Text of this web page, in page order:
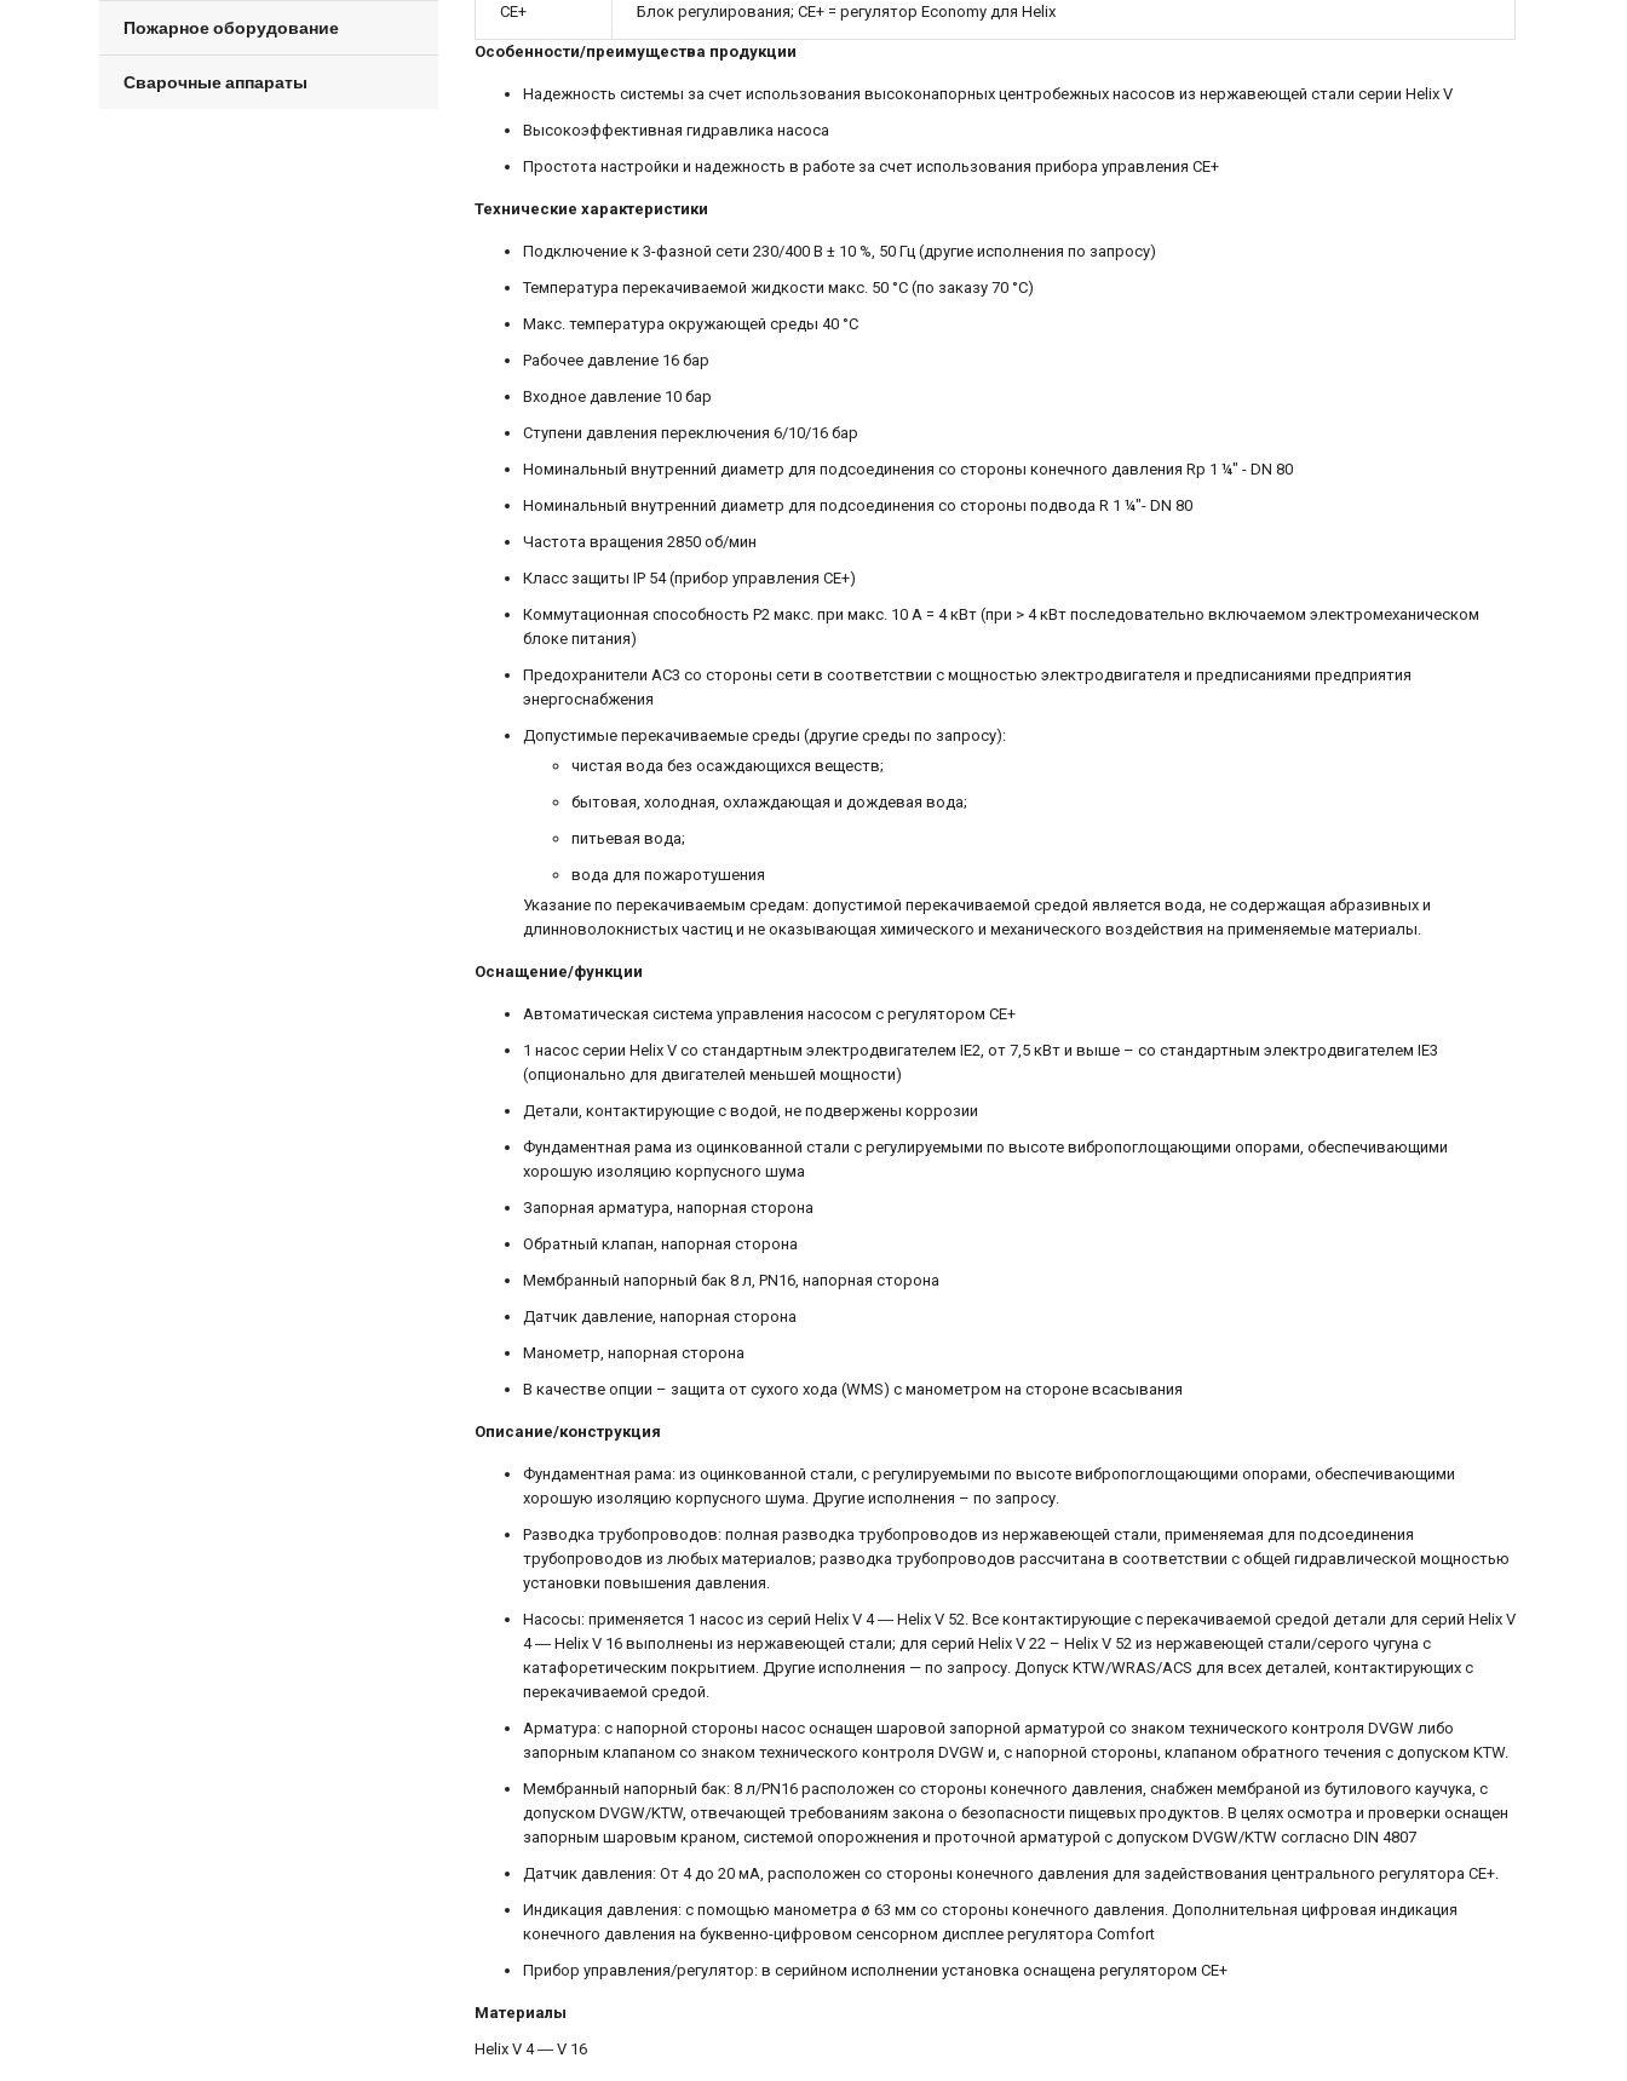
Пожарное оборудование
Сварочные аппараты
CE+ Блок регулирования; CE+ = регулятор Economy для Helix
Особенности/преимущества продукции
Надежность системы за счет использования высоконапорных центробежных насосов из нержавеющей стали серии Helix V
Высокоэффективная гидравлика насоса
Простота настройки и надежность в работе за счет использования прибора управления CE+
Технические характеристики
Подключение к 3-фазной сети 230/400 В ± 10 %, 50 Гц (другие исполнения по запросу)
Температура перекачиваемой жидкости макс. 50 °C (по заказу 70 °C)
Макс. температура окружающей среды 40 °C
Рабочее давление 16 бар
Входное давление 10 бар
Ступени давления переключения 6/10/16 бар
Номинальный внутренний диаметр для подсоединения со стороны конечного давления Rp 1 ¼" - DN 80
Номинальный внутренний диаметр для подсоединения со стороны подвода R 1 ¼"- DN 80
Частота вращения 2850 об/мин
Класс защиты IP 54 (прибор управления CE+)
Коммутационная способность P2 макс. при макс. 10 A = 4 кВт (при > 4 кВт последовательно включаемом электромеханическом
блоке питания)
Предохранители AC3 со стороны сети в соответствии с мощностью электродвигателя и предписаниями предприятия
энергоснабжения
Допустимые перекачиваемые среды (другие среды по запросу):
чистая вода без осаждающихся веществ;
бытовая, холодная, охлаждающая и дождевая вода;
питьевая вода;
вода для пожаротушения
Указание по перекачиваемым средам: допустимой перекачиваемой средой является вода, не содержащая абразивных и
длинноволокнистых частиц и не оказывающая химического и механического воздействия на применяемые материалы.
Оснащение/функции
Автоматическая система управления насосом с регулятором CE+
1 насос серии Helix V со стандартным электродвигателем IE2, от 7,5 кВт и выше – со стандартным электродвигателем IE3
(опционально для двигателей меньшей мощности)
Детали, контактирующие с водой, не подвержены коррозии
Фундаментная рама из оцинкованной стали с регулируемыми по высоте вибропоглощающими опорами, обеспечивающими
хорошую изоляцию корпусного шума
Запорная арматура, напорная сторона
Обратный клапан, напорная сторона
Мембранный напорный бак 8 л, PN16, напорная сторона
Датчик давление, напорная сторона
Манометр, напорная сторона
В качестве опции – защита от сухого хода (WMS) с манометром на стороне всасывания
Описание/конструкция
Фундаментная рама: из оцинкованной стали, с регулируемыми по высоте вибропоглощающими опорами, обеспечивающими
хорошую изоляцию корпусного шума. Другие исполнения – по запросу.
Разводка трубопроводов: полная разводка трубопроводов из нержавеющей стали, применяемая для подсоединения
трубопроводов из любых материалов; разводка трубопроводов рассчитана в соответствии с общей гидравлической мощностью
установки повышения давления.
Насосы: применяется 1 насос из серий Helix V 4 ― Helix V 52. Все контактирующие с перекачиваемой средой детали для серий Helix V
4 ― Helix V 16 выполнены из нержавеющей стали; для серий Helix V 22 – Helix V 52 из нержавеющей стали/серого чугуна с
катафоретическим покрытием. Другие исполнения — по запросу. Допуск KTW/WRAS/ACS для всех деталей, контактирующих с
перекачиваемой средой.
Арматура: с напорной стороны насос оснащен шаровой запорной арматурой со знаком технического контроля DVGW либо
запорным клапаном со знаком технического контроля DVGW и, с напорной стороны, клапаном обратного течения с допуском KTW.
Мембранный напорный бак: 8 л/PN16 расположен со стороны конечного давления, снабжен мембраной из бутилового каучука, с
допуском DVGW/KTW, отвечающей требованиям закона о безопасности пищевых продуктов. В целях осмотра и проверки оснащен
запорным шаровым краном, системой опорожнения и проточной арматурой с допуском DVGW/KTW согласно DIN 4807
Датчик давления: От 4 до 20 мА, расположен со стороны конечного давления для задействования центрального регулятора CE+.
Индикация давления: с помощью манометра ø 63 мм со стороны конечного давления. Дополнительная цифровая индикация
конечного давления на буквенно-цифровом сенсорном дисплее регулятора Comfort
Прибор управления/регулятор: в серийном исполнении установка оснащена регулятором CE+
Материалы
Helix V 4 ― V 16